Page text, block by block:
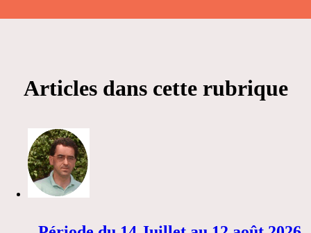
Articles dans cette rubrique